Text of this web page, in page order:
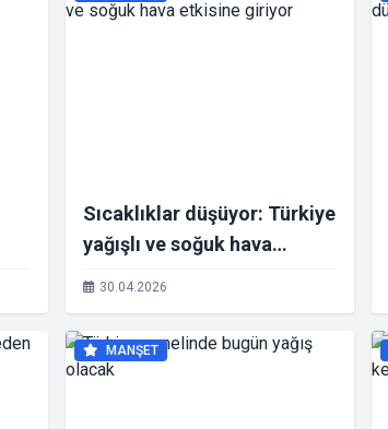
Sıcaklıklar düşüyor: Türkiye
yağışlı ve soğuk hava
etkisine giriyor
30.04.2026
MANŞET